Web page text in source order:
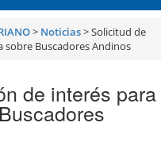
> Noticias>Solicitud de
sobre Buscadores Andinos
de interés para